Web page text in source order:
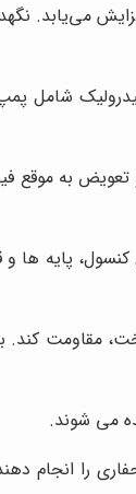
افزایش
شامل
به موقع
پایه ها و
مقاومت
می شوند.
را انجام